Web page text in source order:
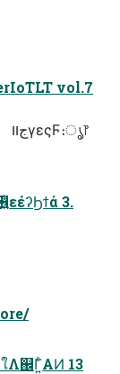
vol.7
Λ஌Γ͍ͨΑͶ 13